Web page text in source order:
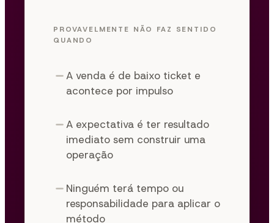
PROVAVELMENTE NÃO FAZ SENTIDO
QUANDO
A venda é de baixo ticket e
acontece por impulso
A expectativa é ter resultado
imediato sem construir uma
operação
Ninguém terá tempo ou
responsabilidade para aplicar o
método